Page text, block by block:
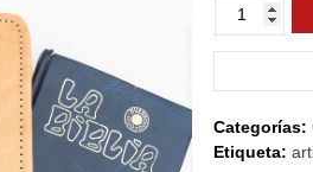
05
Categorías:
Etiqueta: